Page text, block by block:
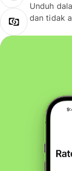
Unduh
dan tidak